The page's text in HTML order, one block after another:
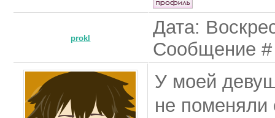
prokl
Дата:
Сообщение
У моей
не поменяли